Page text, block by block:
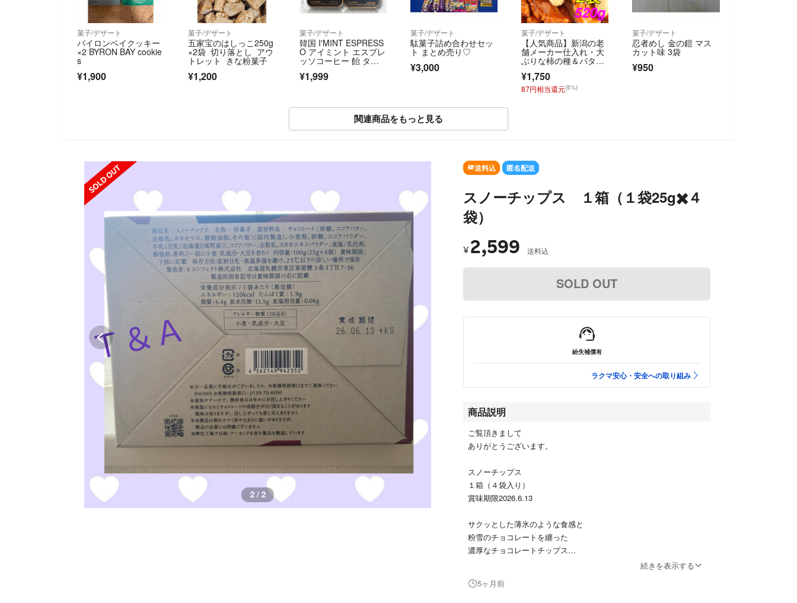
菓子/デザート
バイロンベイクッキー
×2 BYRON BAY cookie
s
¥1,900
菓子/デザート
五家宝のはしっこ250g
×2袋 切り落とし アウ
トレット きな粉菓子
¥1,200
菓子/デザート
韓国 I'MINT ESPRESS
O アイミント エスプレ
ッソコーヒー 飴 タブ
レット キシリトール即
購入可能
¥1,999
菓子/デザート
駄菓子詰め合わせセッ
ト まとめ売り♡
¥3,000
菓子/デザート
【人気商品】新潟の老
舗メーカー仕入れ・大
ぶりな柿の種＆バター
ピーのミックス2袋
¥1,750
87円相当還元(5%)
菓子/デザート
忍者めし 金の鎧 マス
カット味 3袋
¥950
関連商品をもっと見る
SOLD OUT
1 / 2
送料込 匿名配送
スノーチップス １箱（１袋25g✖️４
袋）
¥ 2,599 送料込
SOLD OUT
紛失補償有
ラクマ安心・安全への取り組み
商品説明
ご覧頂きまして
ありがとうございます。
スノーチップス
１箱（４袋入り）
賞味期限2026.6.13
サクッとした薄氷のような食感と
粉雪のチョコレートを纏った
濃厚なチョコレートチップス
北海道生まれのお菓子です。
続きを表示する
5ヶ月前